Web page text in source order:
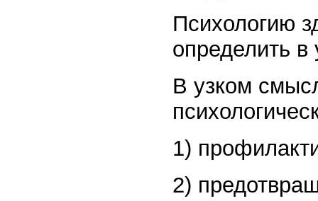
Психологию
определить
В узком
1)
2)